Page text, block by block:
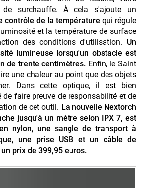
de surchauffe. À cela s'ajoute un
contrôle de la température qui régule
et la température de surface
des conditions d'utilisation. Un
lumineuse lorsqu'un obstacle est
de trente centimètres. Enfin, le Saint
une chaleur au point que des objets
Dans cette optique, il est bien
faire preuve de responsabilité et de
de cet outil. La nouvelle Nextorch
jusqu'à un mètre selon IPX 7, est
nylon, une sangle de transport à
une prise USB et un câble de
prix de 399,95 euros.